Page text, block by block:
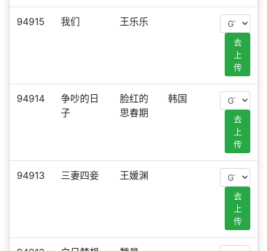
94915 我们 王乐乐
去
上
传
94914
争吵的日
子
脸红的
思春期
韩国
去
上
传
94913 三妻四妾 王媛渊
去
上
传